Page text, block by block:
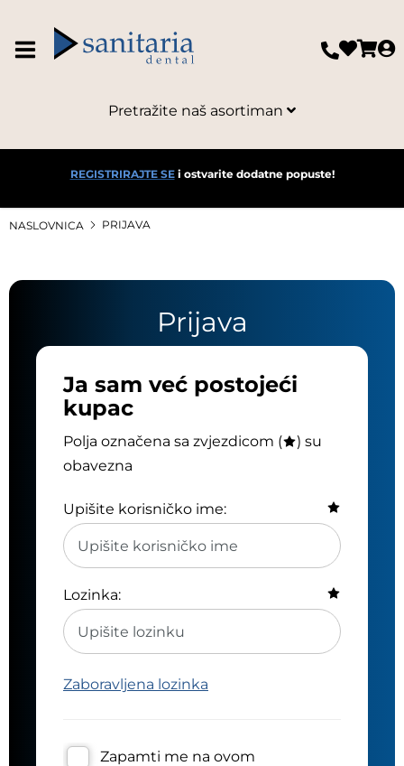
Pretražite naš asortiman
REGISTRIRAJTE SEi ostvarite dodatne popuste!
NASLOVNICA PRIJAVA
Prijava
Ja sam već postojeći
kupac
Polja označena sa zvjezdicom (
) su
obavezna
Upišite korisničko ime:
Lozinka:
Zaboravljena lozinka
Zapamti me na ovom